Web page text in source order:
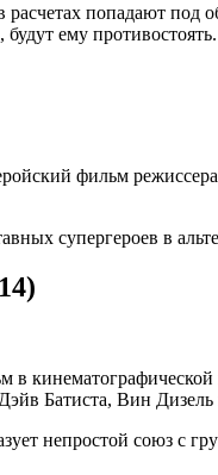
попадают под
будут ему противостоять.
фильм
супергероев в
в
Батиста, Вин Дизель
непростой союз с